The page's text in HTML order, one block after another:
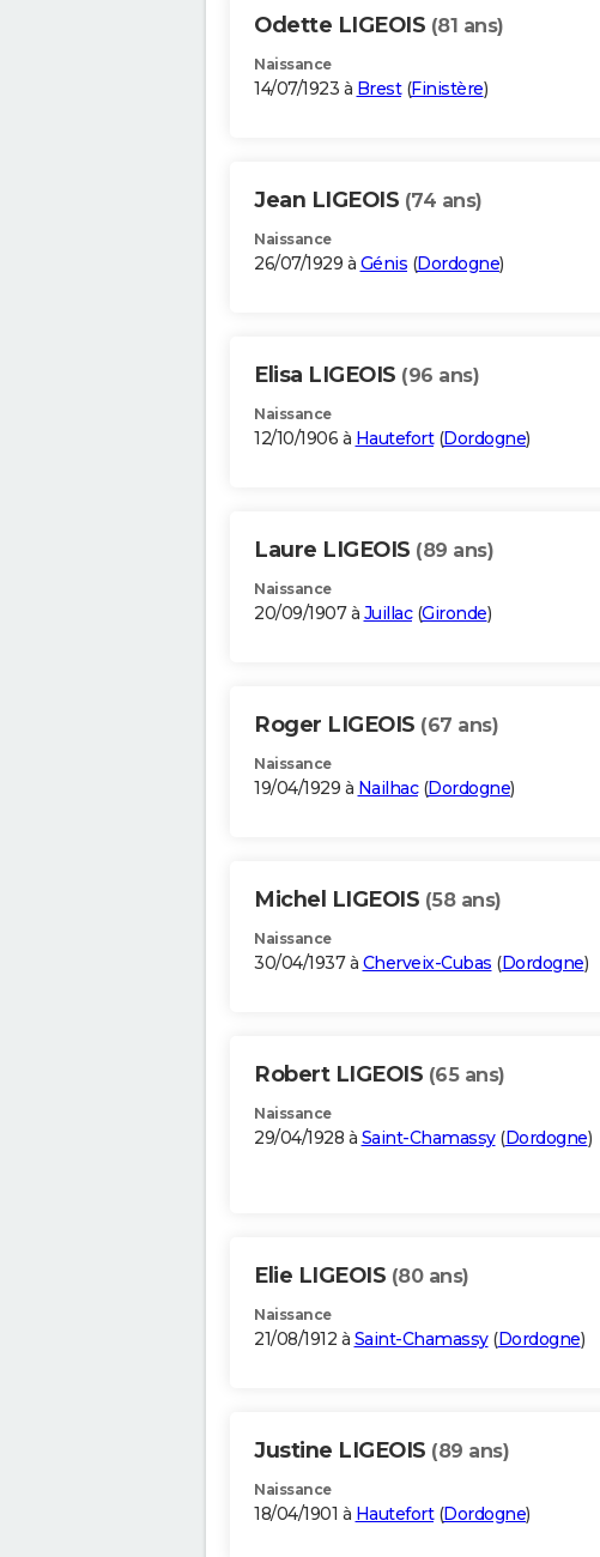
Odette LIGEOIS (81 ans)
Naissance
14/07/1923 à Brest(Finistère)
Jean LIGEOIS (74 ans)
Naissance
26/07/1929 à Génis (Dordogne)
Elisa LIGEOIS (96 ans)
Naissance
12/10/1906 à Hautefort(Dordogne)
Laure LIGEOIS (89 ans)
Naissance
20/09/1907 à Juillac(Gironde)
Roger LIGEOIS (67 ans)
Naissance
19/04/1929 à Nailhac(Dordogne)
Michel LIGEOIS (58 ans)
Naissance
30/04/1937 à Cherveix-Cubas (Dordogne)
Robert LIGEOIS (65 ans)
Naissance
29/04/1928 à Saint-Chamassy(Dordogne)
Elie LIGEOIS (80 ans)
Naissance
21/08/1912 à Saint-Chamassy(Dordogne)
Justine LIGEOIS (89 ans)
Naissance
18/04/1901 à Hautefort(Dordogne)